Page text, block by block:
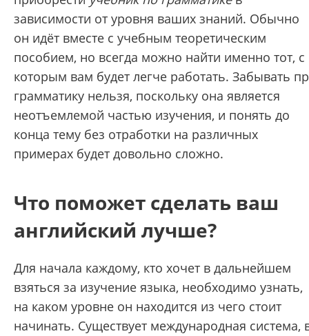
зависимости от уровня ваших знаний. Обычно
он идёт вместе с учебным теоретическим
пособием, но всегда можно найти именно тот, с
которым вам будет легче работать. Забывать
грамматику нельзя, поскольку она является
неотъемлемой частью изучения, и понять до
конца тему без отработки на различных
примерах будет довольно сложно.
Что поможет сделать ваш
английский лучше?
Для начала каждому, кто хочет в дальнейшем
взяться за изучение языка, необходимо узнать,
на каком уровне он находится из чего стоит
начинать. Существует международная система,